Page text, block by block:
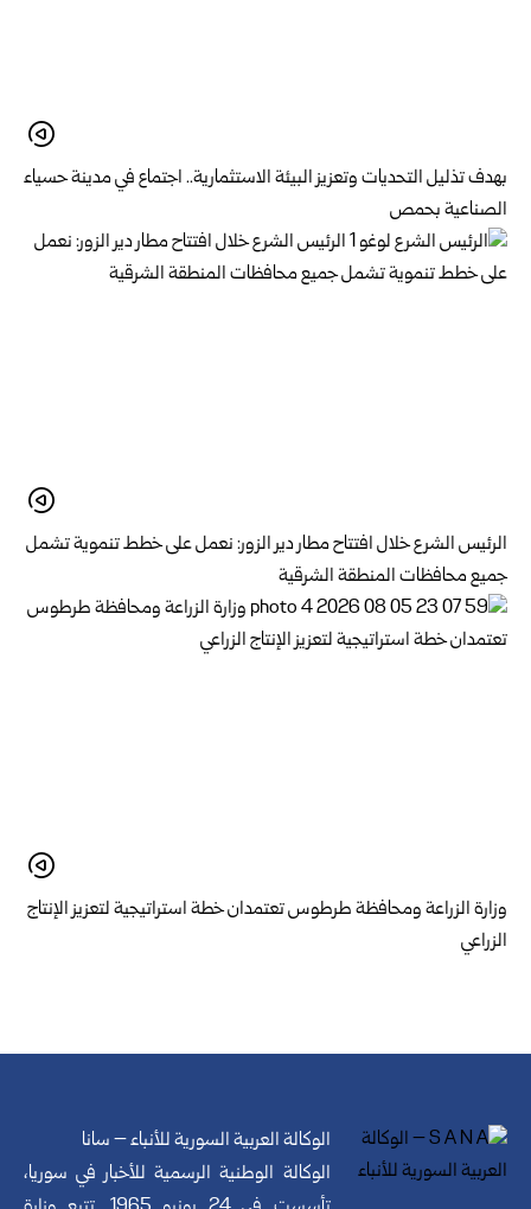
بهدف تذليل التحديات وتعزيز البيئة الاستثمارية.. اجتماع في مدينة حسياء
الصناعية بحمص
الرئيس الشرع خلال افتتاح مطار دير الزور: نعمل على خطط تنموية تشمل
جميع محافظات المنطقة الشرقية
وزارة الزراعة ومحافظة طرطوس تعتمدان خطة استراتيجية لتعزيز الإنتاج
الزراعي
الوكالة العربية السورية للأنباء – سانا
الوكالة الوطنية الرسمية للأخبار في سوريا،